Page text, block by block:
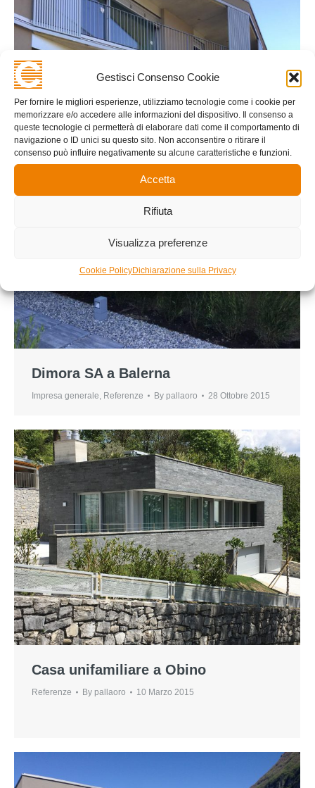
Gestisci Consenso Cookie
Per fornire le migliori esperienze, utilizziamo tecnologie come i cookie per
memorizzare e/o accedere alle informazioni del dispositivo. Il consenso a
queste tecnologie ci permetterà di elaborare dati come il comportamento di
navigazione o ID unici su questo sito. Non acconsentire o ritirare il
consenso può influire negativamente su alcune caratteristiche e funzioni.
Accetta
Rifiuta
Visualizza preferenze
Cookie PolicyDichiarazione sulla Privacy
Dimora SA a Balerna
Impresa generale, Referenze By pallaoro 28 Ottobre 2015
Casa unifamiliare a Obino
Referenze By pallaoro 10 Marzo 2015